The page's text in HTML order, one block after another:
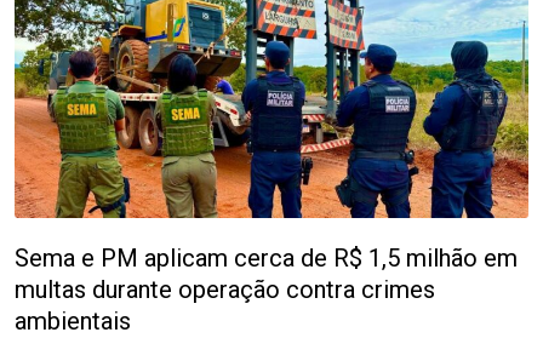
Sema e PM aplicam cerca de R$ 1,5 milhão em
multas durante operação contra crimes
ambientais